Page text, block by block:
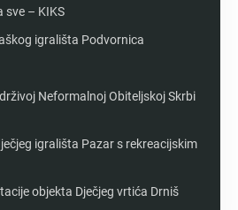
sve – KIKS
igrališta Podvornica
Neformalnoj Obiteljskoj Skrbi
igrališta Pazar s rekreacijskim
objekta Dječjeg vrtića Drniš